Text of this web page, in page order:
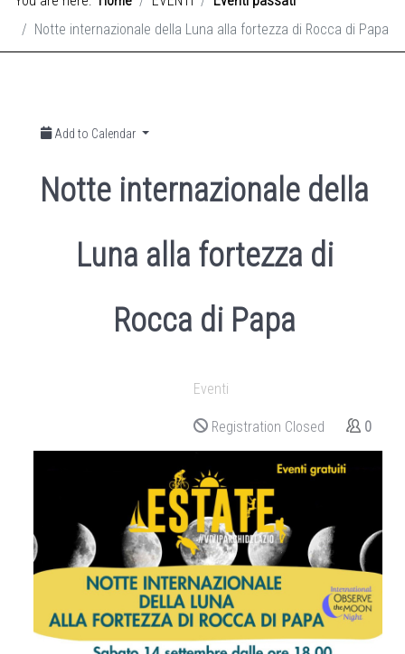
Notte internazionale della Luna alla fortezza di Rocca di Papa
Add to Calendar
Notte internazionale della
Luna alla fortezza di
Rocca di Papa
Eventi
Registration Closed 0